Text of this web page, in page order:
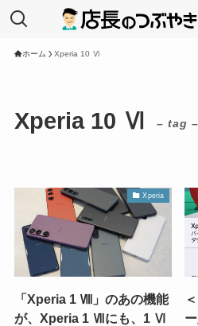
ホーム Xperia 10 Ⅵ
Xperia 10 Ⅵ – tag –
Xperia
「Xperia 1 Ⅷ」のあの機能
が、Xperia 1 Ⅶにも、1 Ⅵ